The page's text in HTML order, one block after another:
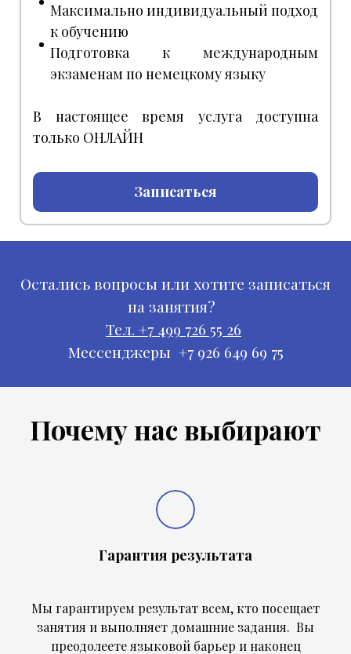
Максимально индивидуальный подход
к обучению
Подготовка к международным
экзаменам по немецкому языку
В настоящее время услуга доступна
только ОНЛАЙН
Записаться
Остались вопросы или хотите записаться
на занятия?
Тел. +7 499 726 55 26
Мессенджеры +7 926 649 69 75
Почему нас выбирают
Гарантия результата
Мы гарантируем результат всем, кто посещает
занятия и выполняет домашние задания. Вы
преодолеете языковой барьер и наконец